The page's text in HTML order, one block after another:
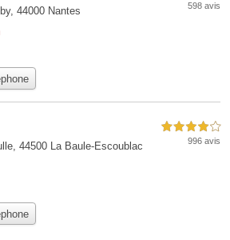
44000 Nantes 598 avis
44500 La Baule-Escoublac
4,0 étoiles sur 5
996 avis